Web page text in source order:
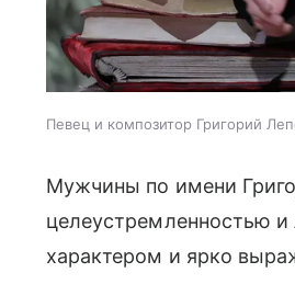
Певец и композитор Григорий
Мужчины по имени
целеустремленностью
характером и ярко